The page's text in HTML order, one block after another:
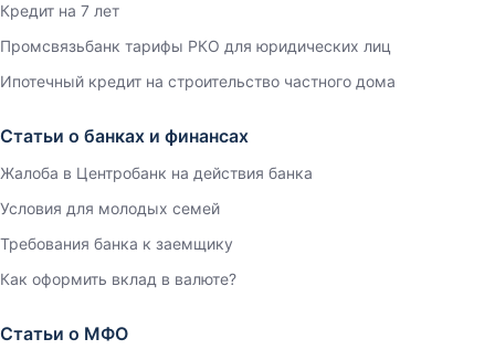
Кредит на 7 лет
Промсвязьбанк тарифы РКО для юридических лиц
Ипотечный кредит на строительство частного дома
Статьи о банках и финансах
Жалоба в Центробанк на действия банка
Условия для молодых семей
Требования банка к заемщику
Как оформить вклад в валюте?
Статьи о МФО